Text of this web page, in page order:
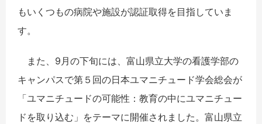
もいくつもの病院や施設が認証取得を目指していま
す。
また、9月の下旬には、富山県立大学の看護学部の
キャンパスで第５回の日本ユマニチュード学会総会が
「ユマニチュードの可能性：教育の中にユマニチュー
ドを取り込む」をテーマに開催されました。富山県立